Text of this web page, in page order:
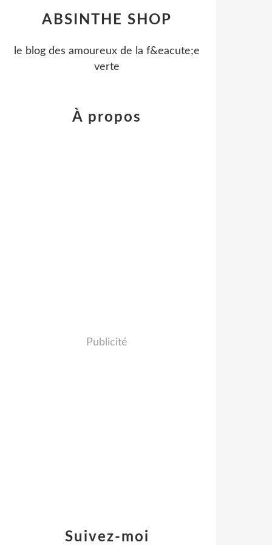
ABSINTHE SHOP
le blog des amoureux de la f&eacute;e
verte
Suivez-moi
À propos
Publicité